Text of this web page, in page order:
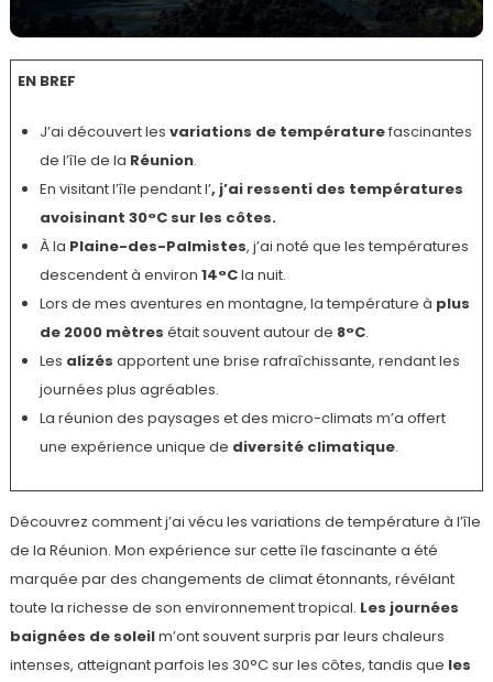
EN BREF
J’ai découvert lesvariations de températurefascinantes
de l’île de la Réunion.
En visitant l’île pendant l’, j’ai ressenti des températures
avoisinant30°C sur les côtes.
À la Plaine-des-Palmistes, j’ai noté que les températures
descendent à environ14°Cla nuit.
Lors de mes aventures en montagne, la température à plus
de 2000 mètres était souvent autour de 8°C.
Les alizés apportent une brise rafraîchissante, rendant les
journées plus agréables.
La réunion des paysages et des micro-climats m’a offert
une expérience unique de diversité climatique.
Découvrez comment j’ai vécu les variations de température à l’île
de la Réunion. Mon expérience sur cette île fascinante a été
marquée par des changements de climat étonnants, révélant
toute la richesse de son environnement tropical. Les journées
baignées de soleilm’ont souvent surpris par leurs chaleurs
intenses, atteignant parfois les 30°C sur les côtes, tandis que les